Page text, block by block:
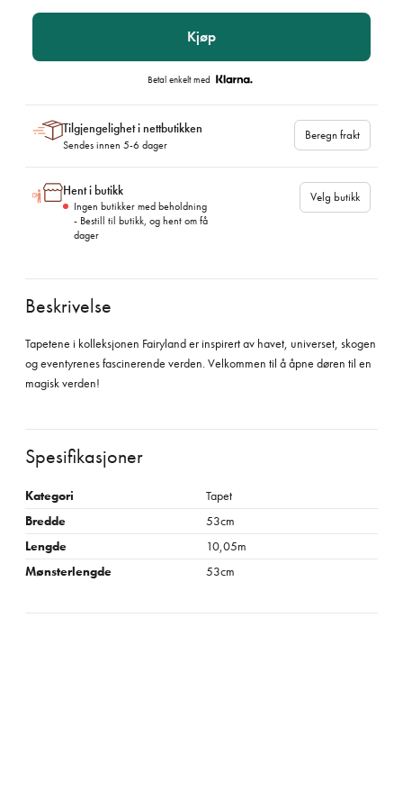
Kjøp
Betal enkelt med
Tilgjengelighet i nettbutikken
Sendes innen 5-6 dager
Beregn frakt
Hent i butikk
Ingen butikker med beholdning
- Bestill til butikk, og hent om få
dager
Velg butikk
Beskrivelse
Tapetene i kolleksjonen Fairyland er inspirert av havet, universet, skogen
og eventyrenes fascinerende verden. Velkommen til å åpne døren til en
magisk verden!
Spesifikasjoner
Kategori
Tapet
Bredde
53cm
Lengde
10,05m
Mønsterlengde
53cm